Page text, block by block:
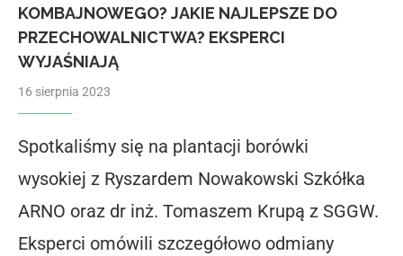
KOMBAJNOWEGO? JAKIE NAJLEPSZE DO
PRZECHOWALNICTWA? EKSPERCI
WYJAŚNIAJĄ
16 sierpnia 2023
Spotkaliśmy się na plantacji borówki
wysokiej z Ryszardem Nowakowski Szkółka
ARNO oraz dr inż. Tomaszem Krupą z SGGW.
Eksperci omówili szczegółowo odmiany